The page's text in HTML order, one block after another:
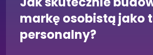
markę osobistą jako
personalny?